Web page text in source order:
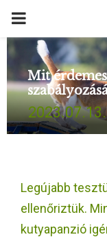
P
R
I
M
R
Mit
2023.07.13.
Legújabb
ellenőriztük.
kutyapanzió